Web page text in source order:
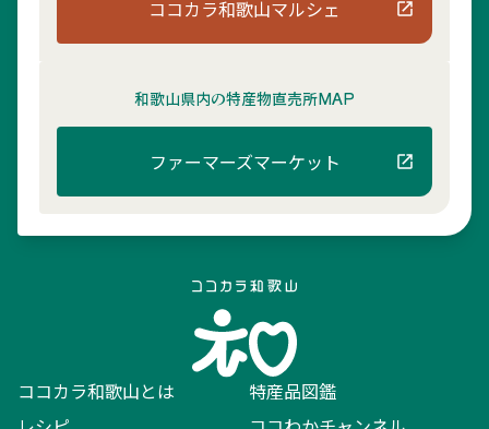
ココカラ和歌山マルシェ
和歌山県内の特産物直売所MAP
ファーマーズマーケット
ココカラ和歌山とは
特産品図鑑